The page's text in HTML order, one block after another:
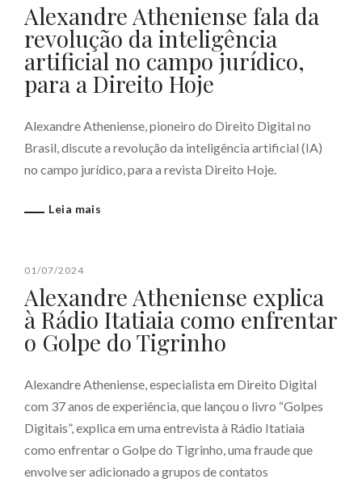
Alexandre Atheniense fala da
revolução da inteligência
artificial no campo jurídico,
para a Direito Hoje
Alexandre Atheniense, pioneiro do Direito Digital no
Brasil, discute a revolução da inteligência artificial (IA)
no campo jurídico, para a revista Direito Hoje.
Leia mais
01/07/2024
Alexandre Atheniense explica
à Rádio Itatiaia como enfrentar
o Golpe do Tigrinho
Alexandre Atheniense, especialista em Direito Digital
com 37 anos de experiência, que lançou o livro “Golpes
Digitais”, explica em uma entrevista à Rádio Itatiaia
como enfrentar o Golpe do Tigrinho, uma fraude que
envolve ser adicionado a grupos de contatos